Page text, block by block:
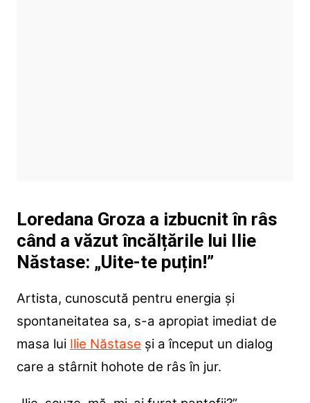
Loredana Groza a izbucnit în râs
când a văzut încălțările lui Ilie
Năstase: „Uite-te puțin!”
Artista, cunoscută pentru energia și
spontaneitatea sa, s-a apropiat imediat de
masa lui Ilie Năstase și a început un dialog
care a stârnit hohote de râs în jur.